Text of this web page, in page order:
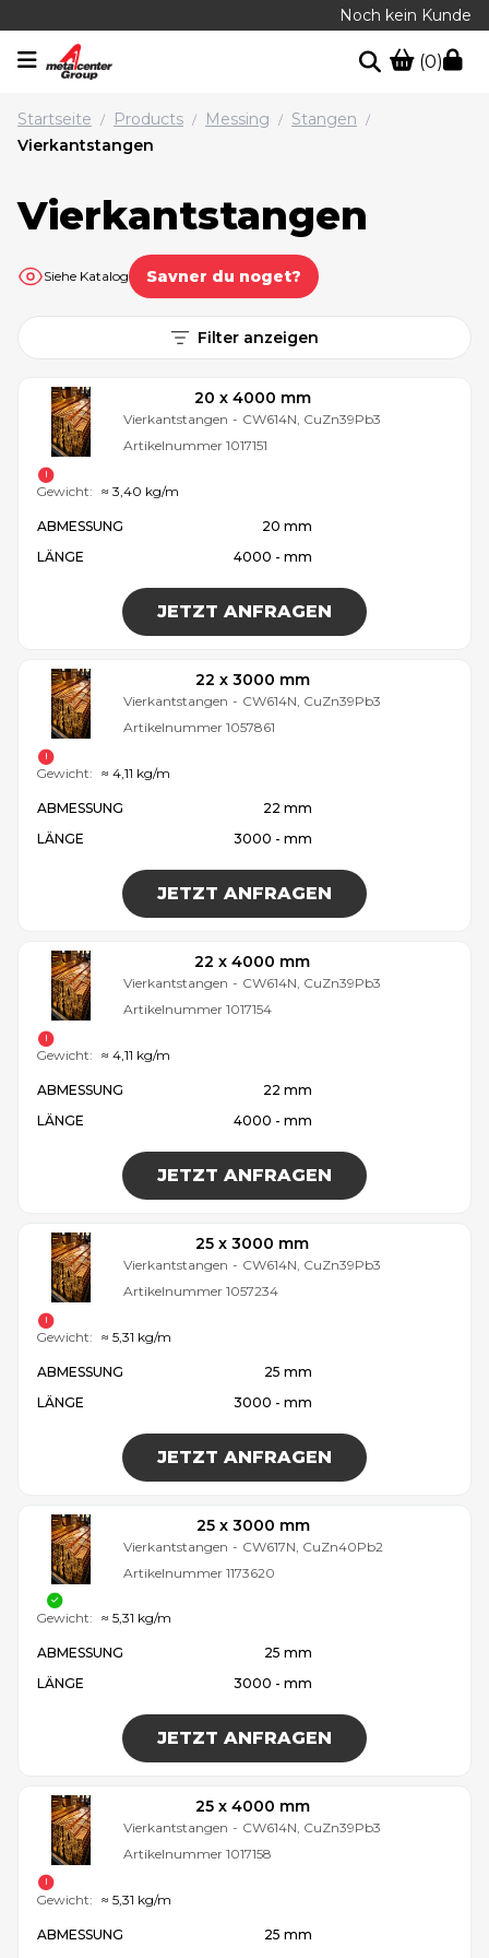
Noch kein Kunde
(0)
Startseite / Products / Messing / Stangen /
Vierkantstangen
Vierkantstangen
Siehe Katalog Savner du noget?
Filter anzeigen
20 x 4000 mm
Vierkantstangen - CW614N, CuZn39Pb3
Artikelnummer 1017151
ABMESSUNG
20 mm
LÄNGE
4000 - mm
JETZT ANFRAGEN
Gewicht: ≈ 3,40 kg/m
22 x 3000 mm
Vierkantstangen - CW614N, CuZn39Pb3
Artikelnummer 1057861
ABMESSUNG
22 mm
LÄNGE
3000 - mm
JETZT ANFRAGEN
Gewicht: ≈ 4,11 kg/m
22 x 4000 mm
Vierkantstangen - CW614N, CuZn39Pb3
Artikelnummer 1017154
ABMESSUNG
22 mm
LÄNGE
4000 - mm
JETZT ANFRAGEN
Gewicht: ≈ 4,11 kg/m
25 x 3000 mm
Vierkantstangen - CW614N, CuZn39Pb3
Artikelnummer 1057234
ABMESSUNG
25 mm
LÄNGE
3000 - mm
JETZT ANFRAGEN
Gewicht: ≈ 5,31 kg/m
25 x 3000 mm
Vierkantstangen - CW617N, CuZn40Pb2
Artikelnummer 1173620
ABMESSUNG
25 mm
LÄNGE
3000 - mm
JETZT ANFRAGEN
Gewicht: ≈ 5,31 kg/m
25 x 4000 mm
Vierkantstangen - CW614N, CuZn39Pb3
Artikelnummer 1017158
ABMESSUNG
25 mm
Gewicht: ≈ 5,31 kg/m